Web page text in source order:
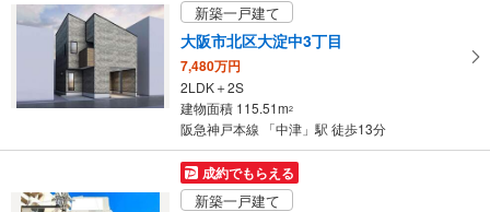
新築一戸建て
大阪市北区大淀中3丁目
7,480万円
2LDK＋2S
建物面積 115.51m2
阪急神戸本線 「中津」駅 徒歩13分
成約でもらえる
新築一戸建て